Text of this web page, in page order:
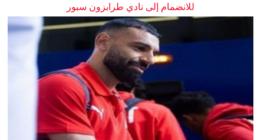
للانضمام إلى نادي طرابزون سبور